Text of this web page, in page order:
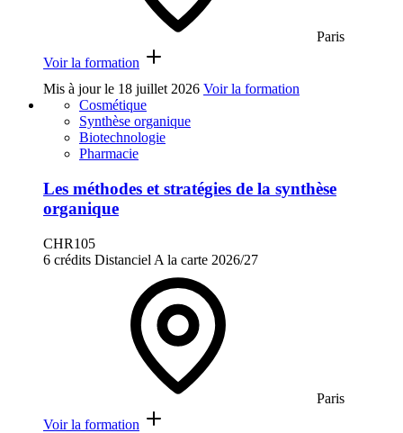
Paris
Voir la formation
Mis à jour le 18 juillet 2026 Voir la formation
Cosmétique
Synthèse organique
Biotechnologie
Pharmacie
Les méthodes et stratégies de la synthèse
organique
CHR105
6 crédits Distanciel A la carte 2026/27
Paris
Voir la formation